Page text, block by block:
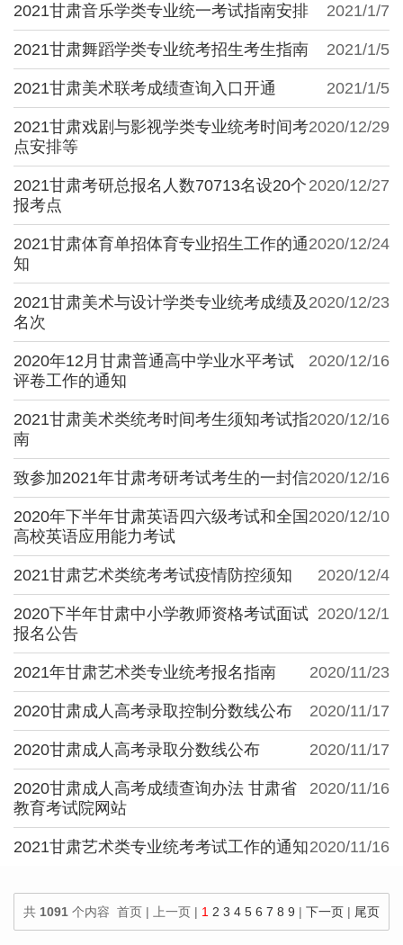
2021/1/7
2021甘肃音乐学类专业统一考试指南安排
2021/1/5
2021甘肃舞蹈学类专业统考招生考生指南
2021/1/5
2021甘肃美术联考成绩查询入口开通
2020/12/29
2021甘肃戏剧与影视学类专业统考时间考
点安排等
2020/12/27
2021甘肃考研总报名人数70713名设20个
报考点
2020/12/24
2021甘肃体育单招体育专业招生工作的通
知
2020/12/23
2021甘肃美术与设计学类专业统考成绩及
名次
2020/12/16
2020年12月甘肃普通高中学业水平考试
评卷工作的通知
2020/12/16
2021甘肃美术类统考时间考生须知考试指
南
2020/12/16
致参加2021年甘肃考研考试考生的一封信
2020/12/10
2020年下半年甘肃英语四六级考试和全国
高校英语应用能力考试
2020/12/4
2021甘肃艺术类统考考试疫情防控须知
2020/12/1
2020下半年甘肃中小学教师资格考试面试
报名公告
2020/11/23
2021年甘肃艺术类专业统考报名指南
2020/11/17
2020甘肃成人高考录取控制分数线公布
2020/11/17
2020甘肃成人高考录取分数线公布
2020/11/16
2020甘肃成人高考成绩查询办法 甘肃省
教育考试院网站
2020/11/16
2021甘肃艺术类专业统考考试工作的通知
共 1091 个内容 首页 | 上一页 | 1 2 3 4 5 6 7 8 9 | 下一页 | 尾页